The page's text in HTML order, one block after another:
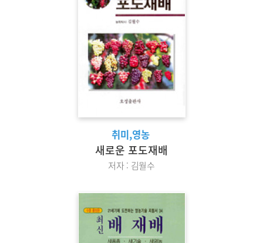
취미,영농
새로운 포도재배
저자 : 김월수